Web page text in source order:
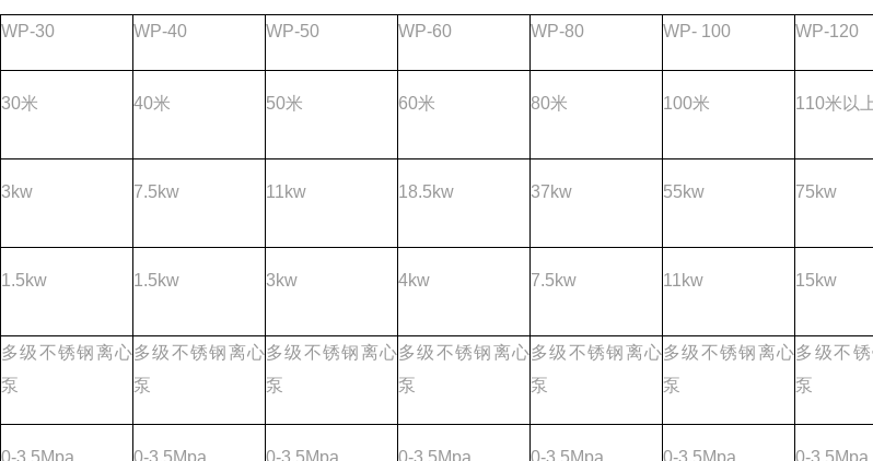
WP-30 WP-40 WP-50 WP-60 WP-80 WP- 100 WP-120
30米 40米 50米 60米 80米 100米 110米以
3kw 7.5kw 11kw 18.5kw 37kw 55kw 75kw
1.5kw 1.5kw 3kw 4kw 7.5kw 11kw 15kw
多级不锈钢离心
泵
多级不锈钢离心
泵
多级不锈钢离心
泵
多级不锈钢离心
泵
多级不锈钢离心
泵
多级不锈钢离心
泵
多级不
泵
0-3.5Mpa 0-3.5Mpa 0-3.5Mpa 0-3.5Mpa 0-3.5Mpa 0-3.5Mpa 0-3.5Mpa